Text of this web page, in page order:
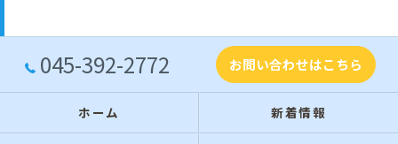
045-392-2772 お問い合わせはこちら
ホーム 新着情報